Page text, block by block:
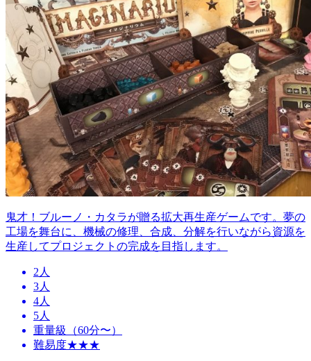
鬼才！ブルーノ・カタラが贈る拡大再生産ゲームです。夢の
工場を舞台に、機械の修理、合成、分解を行いながら資源を
生産してプロジェクトの完成を目指します。
2人
3人
4人
5人
重量級（60分〜）
難易度★★★